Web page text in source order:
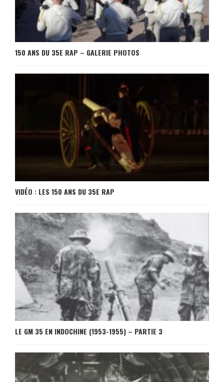
150 ANS DU 35E RAP – GALERIE PHOTOS
VIDÉO : LES 150 ANS DU 35E RAP
LE GM 35 EN INDOCHINE (1953-1955) – PARTIE 3